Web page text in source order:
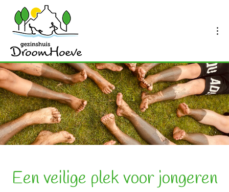
Een veilige plek voor jongeren